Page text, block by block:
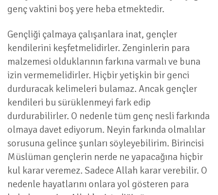
genç vaktini boş yere heba etmektedir.
Gençliği çalmaya çalışanlara inat, gençler
kendilerini keşfetmelidirler. Zenginlerin para
malzemesi olduklarının farkına varmalı ve buna
izin vermemelidirler. Hiçbir yetişkin bir genci
durduracak kelimeleri bulamaz. Ancak gençler
kendileri bu sürüklenmeyi fark edip
durdurabilirler. O nedenle tüm genç nesli farkında
olmaya davet ediyorum. Neyin farkında olmalılar
sorusuna gelince şunları söyleyebilirim. Birincisi
Müslüman gençlerin nerde ne yapacağına hiçbir
kul karar veremez. Sadece Allah karar verebilir. O
nedenle hayatlarını onlara yol gösteren para